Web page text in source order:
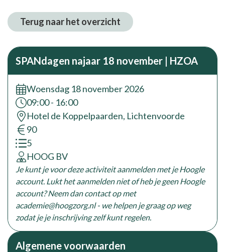
Terug naar het overzicht
SPANdagen najaar 18 november | HZOA
Woensdag 18 november 2026
Tijd:09:00 - 16:00
locatie:
Hotel de Koppelpaarden, Lichtenvoorde
prijs:
90
accreditatiepunten:
5
opleider:
HOOG BV
Je kunt je voor deze activiteit aanmelden met je Hoogle
account. Lukt het aanmelden niet of heb je geen Hoogle
account? Neem dan contact op met
academie@hoogzorg.nl - we helpen je graag op weg
zodat je je inschrijving zelf kunt regelen.
Algemene voorwaarden